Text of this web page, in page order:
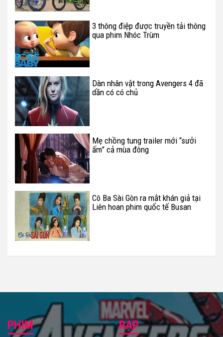
3 thông điệp được truyền tải thông
qua phim Nhóc Trùm
Dàn nhân vật trong Avengers 4 đã
dần có có chủ
Mẹ chồng tung trailer mới “sưởi
ấm” cả mùa đông
Cô Ba Sài Gòn ra mắt khán giả tại
Liên hoan phim quốc tế Busan
PHIM RẠP